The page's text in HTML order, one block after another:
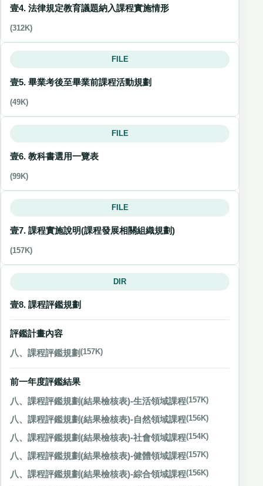
壹4. 法律規定教育議題納入課程實施情形
(312K)
FILE
壹5. 畢業考後至畢業前課程活動規劃
(49K)
FILE
壹6. 教科書選用一覽表
(99K)
FILE
壹7. 課程實施說明(課程發展相關組織規劃)
(157K)
DIR
壹8. 課程評鑑規劃
評鑑計畫內容
八、課程評鑑規劃 (157K)
前一年度評鑑結果
八、課程評鑑規劃(結果檢核表)-生活領域課程(157K)
八、課程評鑑規劃(結果檢核表)-自然領域課程(156K)
八、課程評鑑規劃(結果檢核表)-社會領域課程(154K)
八、課程評鑑規劃(結果檢核表)-健體領域課程(157K)
八、課程評鑑規劃(結果檢核表)-綜合領域課程(156K)